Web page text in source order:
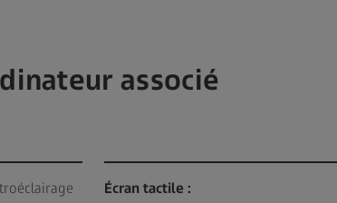
associé
Écran tactile :